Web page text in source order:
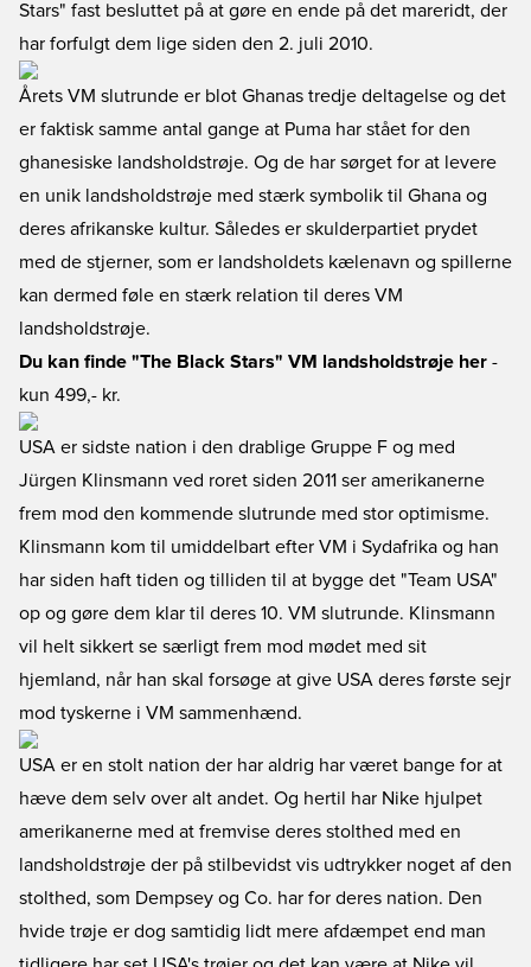
Stars" fast besluttet på at gøre en ende på det mareridt, der
har forfulgt dem lige siden den 2. juli 2010.
Årets VM slutrunde er blot Ghanas tredje deltagelse og det
er faktisk samme antal gange at Puma har stået for den
ghanesiske landsholdstrøje. Og de har sørget for at levere
en unik landsholdstrøje med stærk symbolik til Ghana og
deres afrikanske kultur. Således er skulderpartiet prydet
med de stjerner, som er landsholdets kælenavn og spillerne
kan dermed føle en stærk relation til deres VM
landsholdstrøje.
Du kan finde "The Black Stars" VM landsholdstrøje her -
kun 499,- kr.
USA er sidste nation i den drablige Gruppe F og med
Jürgen Klinsmann ved roret siden 2011 ser amerikanerne
frem mod den kommende slutrunde med stor optimisme.
Klinsmann kom til umiddelbart efter VM i Sydafrika og han
har siden haft tiden og tilliden til at bygge det "Team USA"
op og gøre dem klar til deres 10. VM slutrunde. Klinsmann
vil helt sikkert se særligt frem mod mødet med sit
hjemland, når han skal forsøge at give USA deres første sejr
mod tyskerne i VM sammenhænd.
USA er en stolt nation der har aldrig har været bange for at
hæve dem selv over alt andet. Og hertil har Nike hjulpet
amerikanerne med at fremvise deres stolthed med en
landsholdstrøje der på stilbevidst vis udtrykker noget af den
stolthed, som Dempsey og Co. har for deres nation. Den
hvide trøje er dog samtidig lidt mere afdæmpet end man